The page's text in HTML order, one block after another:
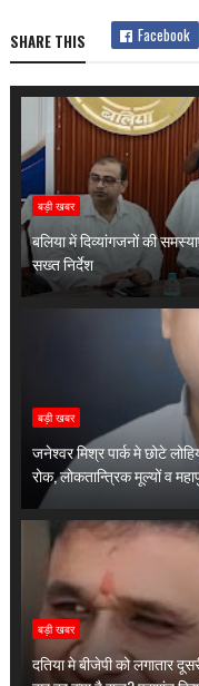
SHARE THIS Facebook
बड़ी खबर
बलिया में दिव्यांगजनों की
सख्त निर्देश
बड़ी खबर
जनेश्वर मिश्र पार्क मे छोटे
रोक, लोकतान्त्रिक मूल्यों व
बड़ी खबर
दतिया मे बीजेपी को लगातार